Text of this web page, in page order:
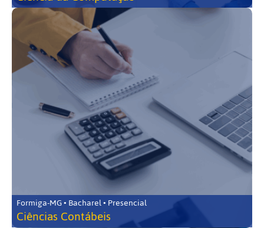
Formiga-MG • Bacharel • Presencial
Ciências Contábeis